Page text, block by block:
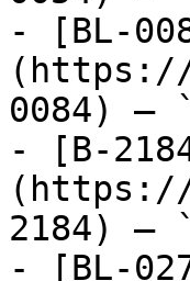
- [BL-
(https://
0084) —
- [B-
(https://
2184) —
- [BL-